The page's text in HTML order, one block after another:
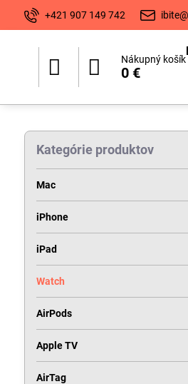
+421 907 149 742
Nákupný košík
0 €
Kategórie produktov
Mac
iPhone
iPad
Watch
AirPods
Apple TV
AirTag